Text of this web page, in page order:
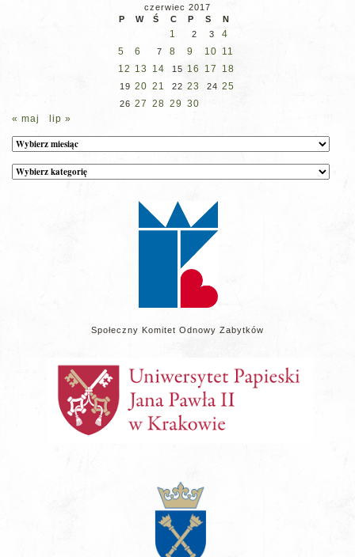
czerwiec 2017
P
W Ś C P S N
1 2 3
4
5
6 7 8 9 10 11
12 13 14 15 16 17 18
19 20 21 22 23 24 25
26 27 28 29 30
« maj
lip »
Archiwum
Kategorie
wpisów
Społeczny Komitet Odnowy Zabytków